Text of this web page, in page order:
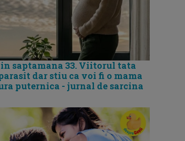
saptamana 33. Viitorul tata
dar stiu ca voi fi o mama
puternica - jurnal de sarcina